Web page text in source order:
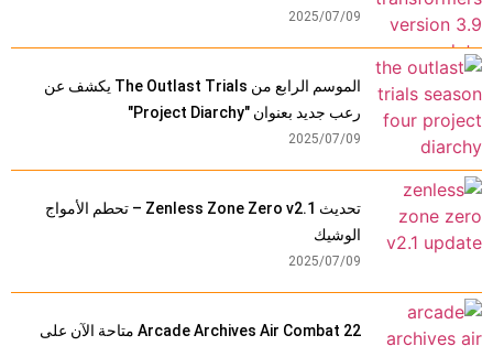
2025/07/09
الموسم الرابع من The Outlast Trials يكشف عن
رعب جديد بعنوان "Project Diarchy"
2025/07/09
تحديث Zenless Zone Zero v2.1 – تحطم الأمواج
الوشيك
2025/07/09
Arcade Archives Air Combat 22 متاحة الآن على